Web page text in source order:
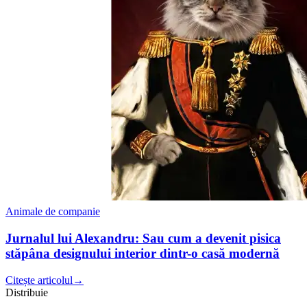
Animale de companie
Jurnalul lui Alexandru: Sau cum a devenit pisica
stăpâna designului interior dintr-o casă modernă
Citește articolul →
Distribuie